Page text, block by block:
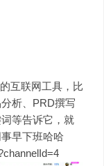
互联网工具，比
析、PRD撰写
等告诉它，就
早下班哈哈